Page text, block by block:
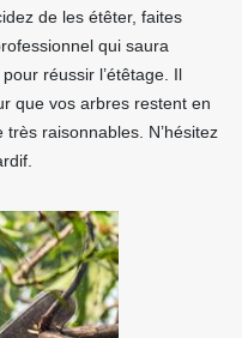
de les étêter, faites
qui saura
réussir l’étêtage. Il
que vos arbres restent en
raisonnables. N’hésitez